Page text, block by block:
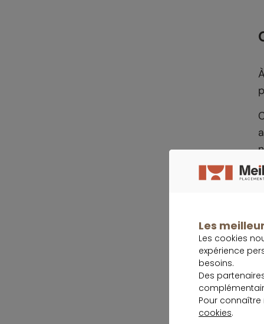
Les
Les cookies
expérience
besoins.
Des
Pour
cookies.